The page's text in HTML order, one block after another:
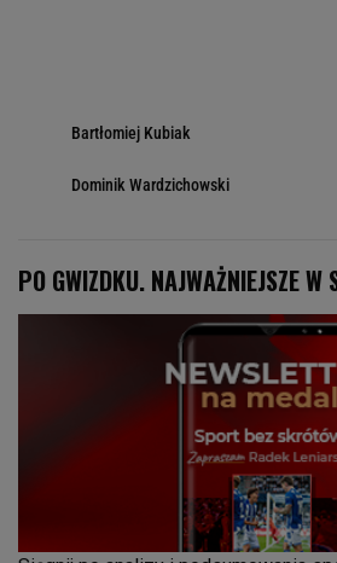
Bartłomiej Kubiak
Dominik Wardzichowski